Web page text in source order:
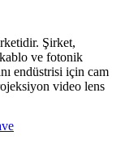
Şirket,
ve fotonik
endüstrisi için cam
video lens